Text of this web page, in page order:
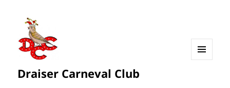
Draiser Carneval Club